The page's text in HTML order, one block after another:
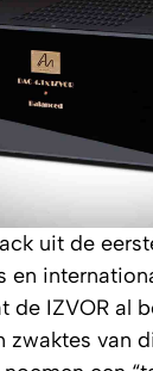
uit de
en
de IZVOR al
zwaktes van